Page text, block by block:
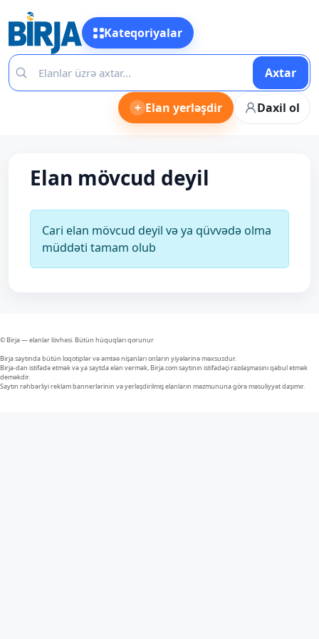
Kateqoriyalar
Axtar
+ Elan yerləşdir Daxil ol
Elan mövcud deyil
Cari elan mövcud deyil və ya qüvvədə olma
müddəti tamam olub
© Birja — elanlar lövhəsi. Bütün hüquqları qorunur
Birja saytında bütün loqotiplər və əmtəə nişanları onların yiyələrinə məxsusdur.
Birja-dan istifadə etmək və ya saytda elan vermək, Birja.com saytının istifadəçi razılaşmasını qəbul etmək
deməkdir.
Saytın rəhbərliyi reklam bannerlərinin və yerləşdirilmiş elanların məzmununa görə məsuliyyət daşımır.